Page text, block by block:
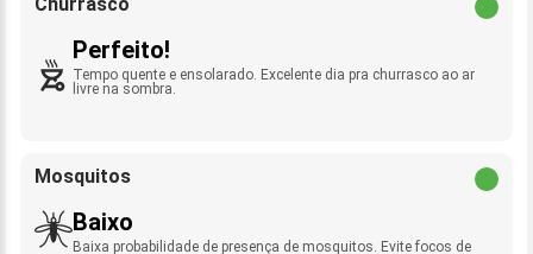
Perfeito!
Tempo quente e ensolarado. Excelente dia pra churrasco ao ar
livre na sombra.
Mosquitos
Baixo
Baixa probabilidade de presença de mosquitos. Evite focos de